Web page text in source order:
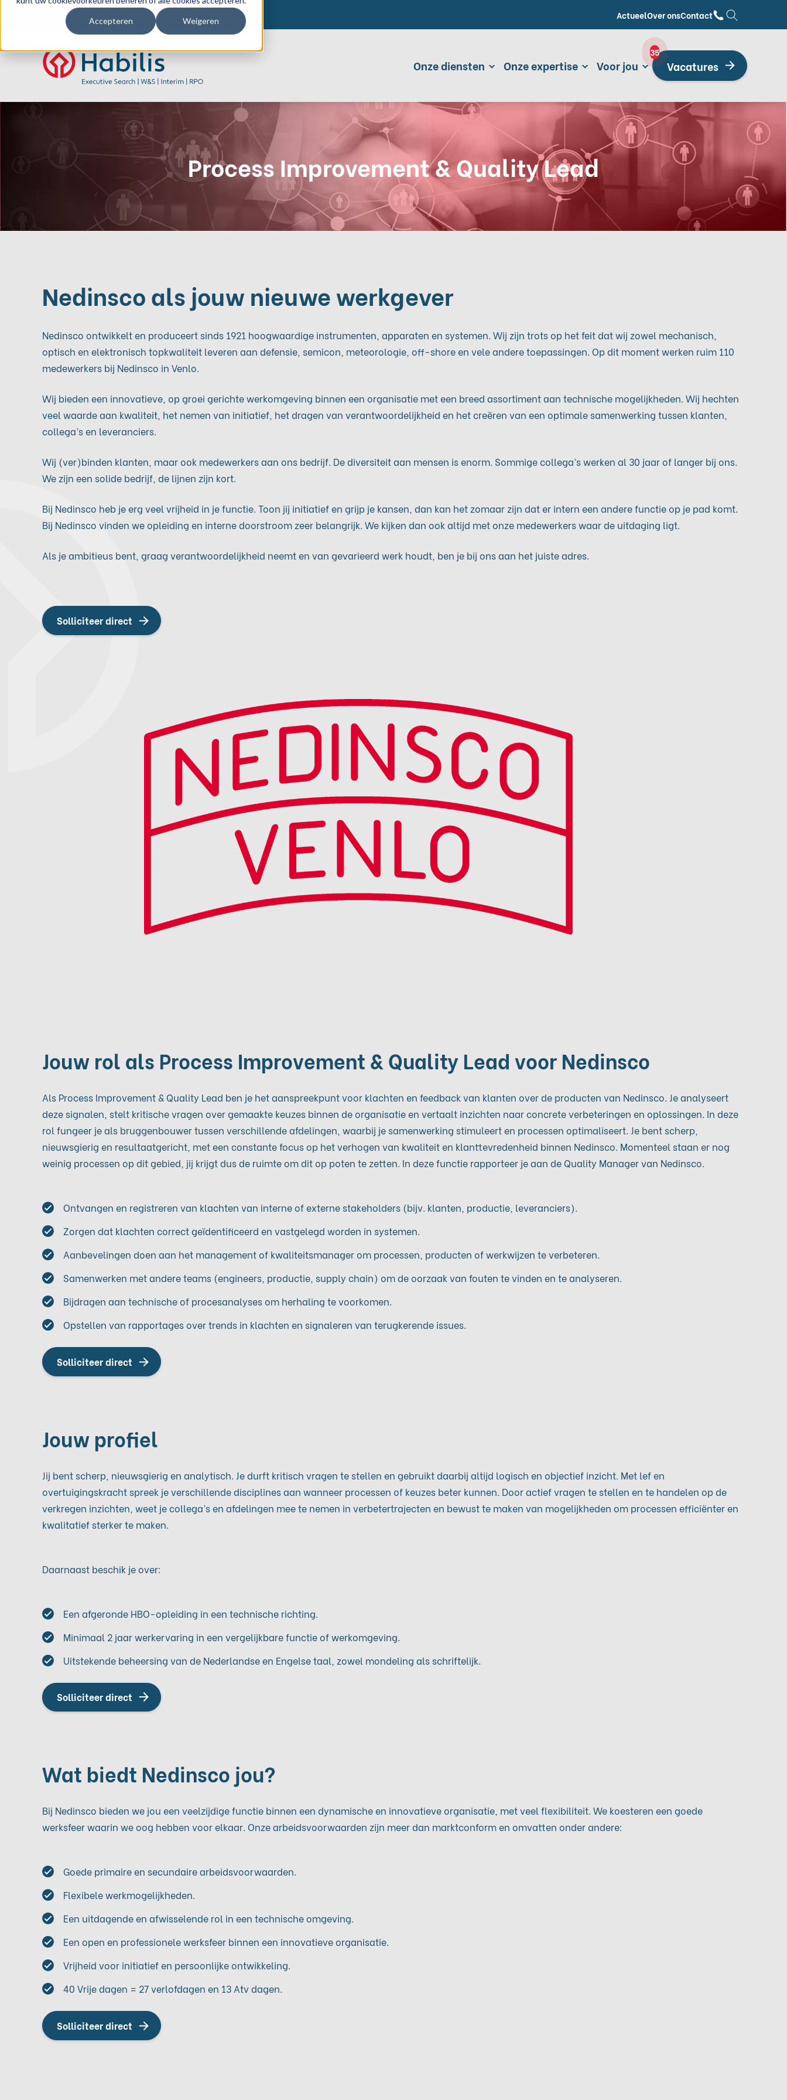
Accepteren Weigeren ActueelOver onsContact
Onze diensten Onze expertise Voor jou
35
Vacatures
Process Improvement & Quality Lead
Nedinsco als jouw nieuwe werkgever
Nedinsco ontwikkelt en produceert sinds 1921 hoogwaardige instrumenten, apparaten en systemen. Wij zijn trots op het feit dat wij zowel mechanisch,
optisch en elektronisch topkwaliteit leveren aan defensie, semicon, meteorologie, off-shore en vele andere toepassingen. Op dit moment werken ruim 110
medewerkers bij Nedinsco in Venlo.
Wij bieden een innovatieve, op groei gerichte werkomgeving binnen een organisatie met een breed assortiment aan technische mogelijkheden. Wij hechten
veel waarde aan kwaliteit, het nemen van initiatief, het dragen van verantwoordelijkheid en het creëren van een optimale samenwerking tussen klanten,
collega’s en leveranciers.
Wij (ver)binden klanten, maar ook medewerkers aan ons bedrijf. De diversiteit aan mensen is enorm. Sommige collega’s werken al 30 jaar of langer bij ons.
We zijn een solide bedrijf, de lijnen zijn kort.
Bij Nedinsco heb je erg veel vrijheid in je functie. Toon jij initiatief en grijp je kansen, dan kan het zomaar zijn dat er intern een andere functie op je pad komt.
Bij Nedinsco vinden we opleiding en interne doorstroom zeer belangrijk. We kijken dan ook altijd met onze medewerkers waar de uitdaging ligt.
Als je ambitieus bent, graag verantwoordelijkheid neemt en van gevarieerd werk houdt, ben je bij ons aan het juiste adres.
Solliciteer direct
Jouw rol als Process Improvement & Quality Lead voor Nedinsco
Als Process Improvement & Quality Lead ben je het aanspreekpunt voor klachten en feedback van klanten over de producten van Nedinsco. Je analyseert
deze signalen, stelt kritische vragen over gemaakte keuzes binnen de organisatie en vertaalt inzichten naar concrete verbeteringen en oplossingen. In deze
rol fungeer je als bruggenbouwer tussen verschillende afdelingen, waarbij je samenwerking stimuleert en processen optimaliseert. Je bent scherp,
nieuwsgierig en resultaatgericht, met een constante focus op het verhogen van kwaliteit en klanttevredenheid binnen Nedinsco. Momenteel staan er nog
weinig processen op dit gebied, jij krijgt dus de ruimte om dit op poten te zetten. In deze functie rapporteer je aan de Quality Manager van Nedinsco.
Ontvangen en registreren van klachten van interne of externe stakeholders (bijv. klanten, productie, leveranciers).
Zorgen dat klachten correct geïdentificeerd en vastgelegd worden in systemen.
Aanbevelingen doen aan het management of kwaliteitsmanager om processen, producten of werkwijzen te verbeteren.
Samenwerken met andere teams (engineers, productie, supply chain) om de oorzaak van fouten te vinden en te analyseren.
Bijdragen aan technische of procesanalyses om herhaling te voorkomen.
Opstellen van rapportages over trends in klachten en signaleren van terugkerende issues.
Solliciteer direct
Jouw profiel
Jij bent scherp, nieuwsgierig en analytisch. Je durft kritisch vragen te stellen en gebruikt daarbij altijd logisch en objectief inzicht. Met lef en
overtuigingskracht spreek je verschillende disciplines aan wanneer processen of keuzes beter kunnen. Door actief vragen te stellen en te handelen op de
verkregen inzichten, weet je collega’s en afdelingen mee te nemen in verbetertrajecten en bewust te maken van mogelijkheden om processen efficiënter en
kwalitatief sterker te maken.
Daarnaast beschik je over:
Een afgeronde HBO-opleiding in een technische richting.
Minimaal 2 jaar werkervaring in een vergelijkbare functie of werkomgeving.
Uitstekende beheersing van de Nederlandse en Engelse taal, zowel mondeling als schriftelijk.
Solliciteer direct
Wat biedt Nedinsco jou?
Bij Nedinsco bieden we jou een veelzijdige functie binnen een dynamische en innovatieve organisatie, met veel flexibiliteit. We koesteren een goede
werksfeer waarin we oog hebben voor elkaar. Onze arbeidsvoorwaarden zijn meer dan marktconform en omvatten onder andere:
Goede primaire en secundaire arbeidsvoorwaarden.
Flexibele werkmogelijkheden.
Een uitdagende en afwisselende rol in een technische omgeving.
Een open en professionele werksfeer binnen een innovatieve organisatie.
Vrijheid voor initiatief en persoonlijke ontwikkeling.
40 Vrije dagen = 27 verlofdagen en 13 Atv dagen.
Solliciteer direct